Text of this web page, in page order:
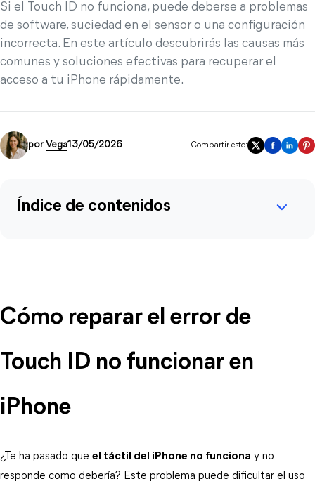
Si el Touch ID no funciona, puede deberse a problemas
de software, suciedad en el sensor o una configuración
incorrecta. En este artículo descubrirás las causas más
comunes y soluciones efectivas para recuperar el
acceso a tu iPhone rápidamente.
por Vega13/05/2026 Compartir esto:
Índice de contenidos
Cómo reparar el error de
Touch ID no funcionar en
iPhone
¿Te ha pasado que el táctil del iPhone no funciona y no
responde como debería? Este problema puede dificultar el uso